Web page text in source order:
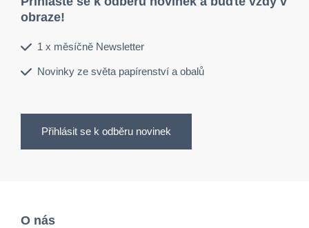
obraze!
1 x měsíčně Newsletter
Novinky ze světa papírenství a obalů
Přihlásit se k odběru novinek
O nás